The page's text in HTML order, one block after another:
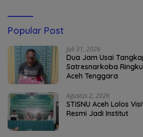
Popular Post
Juli 31, 2026
Dua Jam Usai
Satresnarkoba
Aceh Tenggara
Agustus 2, 2026
STISNU Aceh Lolos
Resmi Jadi Institut